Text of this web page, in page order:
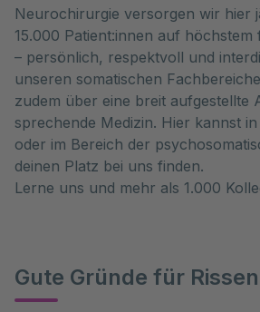
Neurochirurgie versorgen wir hier
15.000 Patient:innen auf
– persönlich, respektvoll und
unseren somatischen
zudem über eine breit aufgestellte
sprechende Medizin. Hier kannst
oder im Bereich der
deinen Platz bei uns finden.
Lerne uns und mehr als 1.000
Gute Gründe für Rissen